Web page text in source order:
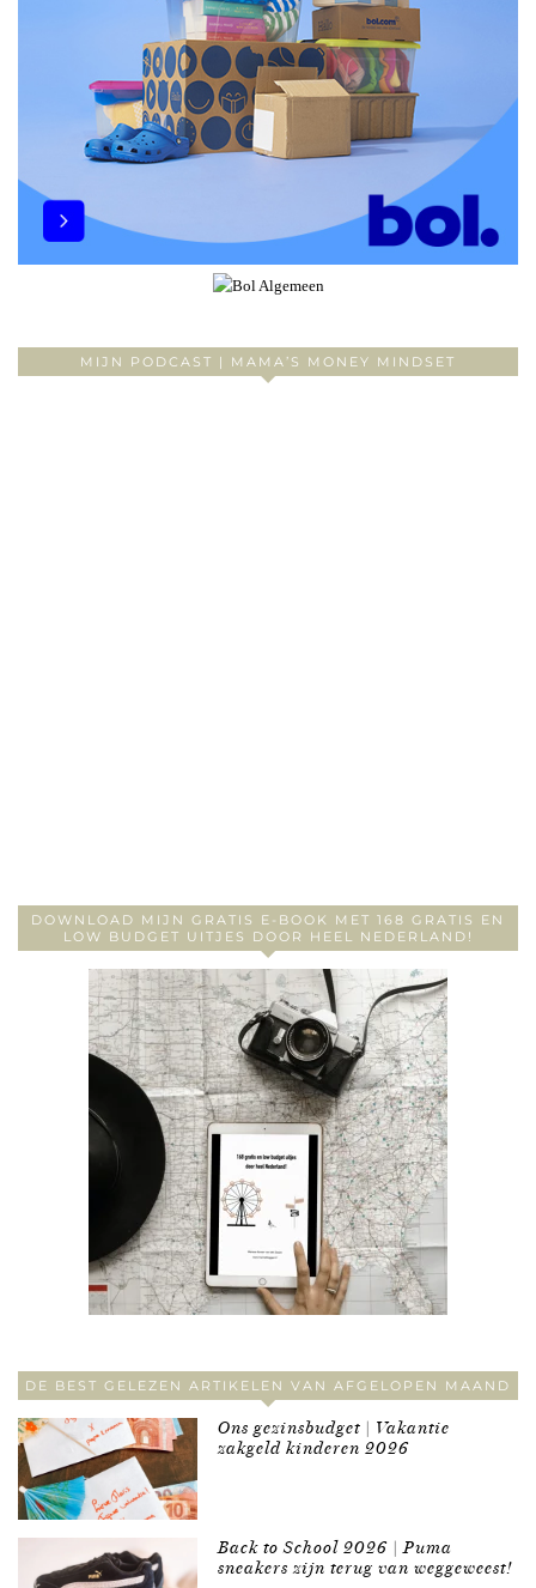
MIJN PODCAST | MAMA’S MONEY MINDSET
DOWNLOAD MIJN GRATIS E-BOOK MET 168 GRATIS EN
LOW BUDGET UITJES DOOR HEEL NEDERLAND!
DE BEST GELEZEN ARTIKELEN VAN AFGELOPEN MAAND
Ons gezinsbudget | Vakantie
zakgeld kinderen 2026
Back to School 2026 | Puma
sneakers zijn terug van weggeweest!